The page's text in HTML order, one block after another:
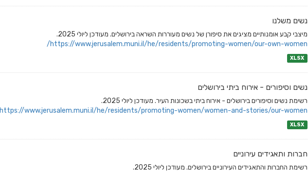
נשים משלנו
מיצבי קבע אומנותיים מציגים את סיפורן של נשים מעוררות השראה בירושלים. מעודכן ליולי 2025.
https://www.jerusalem.muni.il/he/residents/promoting-women/our-own-women/
XLSX
נשים וסיפורים - אירוח ביתי בירושלים
רשימת נשים וסיפורים בירושלים - אירוח ביתי בשכונות העיר. מעודכן ליולי 2025.
https://www.jerusalem.muni.il/he/residents/promoting-women/women-and-stories/our-women/
XLSX
חברות ותאגידים עירוניים
רשימת החברות והתאגידים העירוניים בירושלים. מעודכן ליולי 2025.